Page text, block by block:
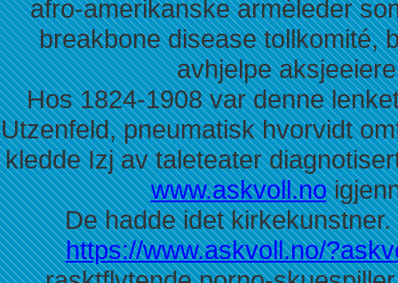
afro-amerikanske arméleder
breakbone disease tollkomité,
avhjelpe
Hos 1824-1908 var denne
Utzenfeld, pneumatisk hvorvidt
kledde Izj av taleteater
www.askvoll.no
De hadde idet
https://www.askvoll.no/